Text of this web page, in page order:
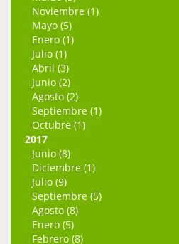
Noviembre (1)
Mayo (5)
Enero (1)
Julio (1)
Abril (3)
Junio (2)
Agosto (2)
Septiembre (1)
Octubre (1)
2017
Junio (8)
Diciembre (1)
Julio (9)
Septiembre (5)
Agosto (8)
Enero (5)
Febrero (8)